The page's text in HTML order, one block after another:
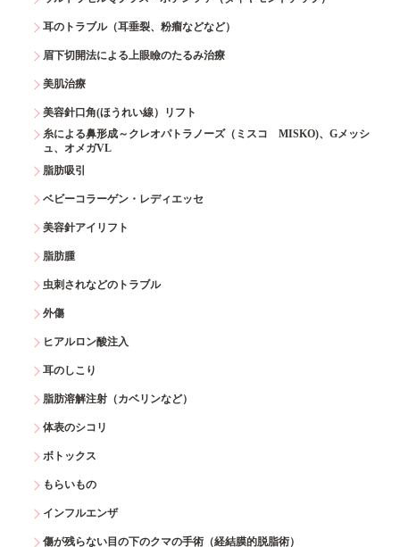
耳のトラブル（耳垂裂、粉瘤などなど）
眉下切開法による上眼瞼のたるみ治療
美肌治療
美容針口角(ほうれい線）リフト
糸による鼻形成～クレオパトラノーズ（ミスコ MISKO)、Gメッシ
ュ、オメガVL
脂肪吸引
ベビーコラーゲン・レディエッセ
美容針アイリフト
脂肪腫
虫刺されなどのトラブル
外傷
ヒアルロン酸注入
耳のしこり
脂肪溶解注射（カベリンなど）
体表のシコリ
ボトックス
もらいもの
インフルエンザ
傷が残らない目の下のクマの手術（経結膜的脱脂術）